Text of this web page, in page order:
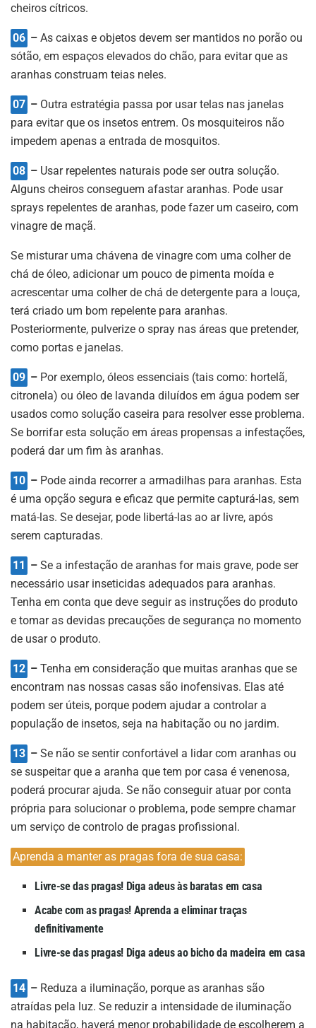
cheiros cítricos.
06 – As caixas e objetos devem ser mantidos no porão ou
sótão, em espaços elevados do chão, para evitar que as
aranhas construam teias neles.
07 – Outra estratégia passa por usar telas nas janelas
para evitar que os insetos entrem. Os mosquiteiros não
impedem apenas a entrada de mosquitos.
08 – Usar repelentes naturais pode ser outra solução.
Alguns cheiros conseguem afastar aranhas. Pode usar
sprays repelentes de aranhas, pode fazer um caseiro, com
vinagre de maçã.
Se misturar uma chávena de vinagre com uma colher de
chá de óleo, adicionar um pouco de pimenta moída e
acrescentar uma colher de chá de detergente para a louça,
terá criado um bom repelente para aranhas.
Posteriormente, pulverize o spray nas áreas que pretender,
como portas e janelas.
09 – Por exemplo, óleos essenciais (tais como: hortelã,
citronela) ou óleo de lavanda diluídos em água podem ser
usados como solução caseira para resolver esse problema.
Se borrifar esta solução em áreas propensas a infestações,
poderá dar um fim às aranhas.
10 – Pode ainda recorrer a armadilhas para aranhas. Esta
é uma opção segura e eficaz que permite capturá-las, sem
matá-las. Se desejar, pode libertá-las ao ar livre, após
serem capturadas.
11 – Se a infestação de aranhas for mais grave, pode ser
necessário usar inseticidas adequados para aranhas.
Tenha em conta que deve seguir as instruções do produto
e tomar as devidas precauções de segurança no momento
de usar o produto.
12 – Tenha em consideração que muitas aranhas que se
encontram nas nossas casas são inofensivas. Elas até
podem ser úteis, porque podem ajudar a controlar a
população de insetos, seja na habitação ou no jardim.
13 – Se não se sentir confortável a lidar com aranhas ou
se suspeitar que a aranha que tem por casa é venenosa,
poderá procurar ajuda. Se não conseguir atuar por conta
própria para solucionar o problema, pode sempre chamar
um serviço de controlo de pragas profissional.
Aprenda a manter as pragas fora de sua casa:
Livre-se das pragas! Diga adeus às baratas em casa
Acabe com as pragas! Aprenda a eliminar traças
definitivamente
Livre-se das pragas! Diga adeus ao bicho da madeira em casa
14 – Reduza a iluminação, porque as aranhas são
atraídas pela luz. Se reduzir a intensidade de iluminação
na habitação, haverá menor probabilidade de escolherem a